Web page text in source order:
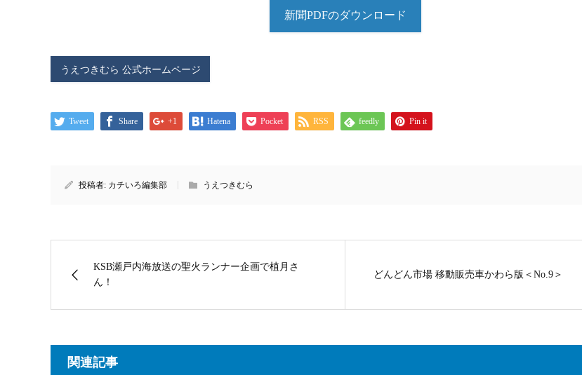
新聞PDFのダウンロード
うえつきむら 公式ホームページ
Tweet Share +1 Hatena Pocket RSS feedly Pin it
投稿者: カチいろ編集部 うえつきむら
KSB瀬戸内海放送の聖火ランナー企画で植月さ
ん！
どんどん市場 移動販売車かわら版＜No.9＞
関連記事